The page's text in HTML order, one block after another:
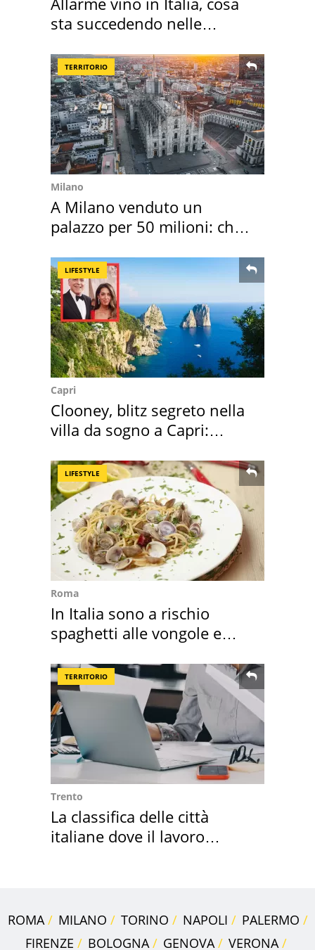
sta succedendo nelle
TERRITORIO
Milano
A Milano venduto un
palazzo per 50 milioni: chi
LIFESTYLE
Capri
Clooney, blitz segreto nella
villa da sogno a Capri:
LIFESTYLE
Roma
In Italia sono a rischio
spaghetti alle vongole e
TERRITORIO
Trento
La classifica delle città
italiane dove il lavoro
ROMA MILANO TORINO NAPOLI
PALERMO
FIRENZE
BOLOGNA GENOVA
VERONA